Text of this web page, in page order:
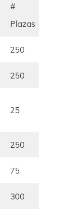
#
Plazas
250
250
25
250
75
300